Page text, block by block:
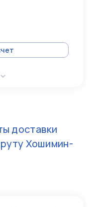
доставки
Хошимин-